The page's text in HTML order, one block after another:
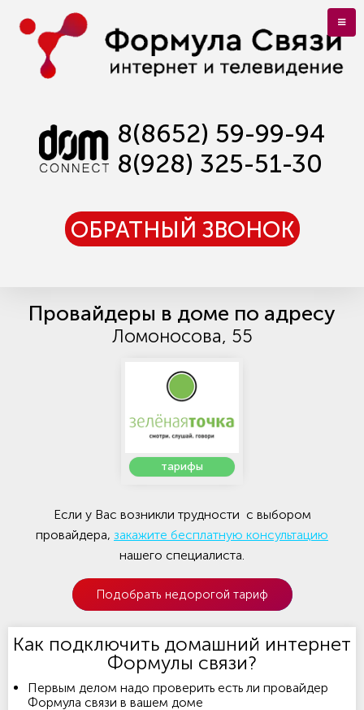
8(8652) 59-99-94
8(928) 325-51-30
ОБРАТНЫЙ ЗВОНОК
Провайдеры в доме по адресу
Ломоносова, 55
тарифы
Если у Вас возникли трудности с выбором
провайдера, закажите бесплатную консультацию
нашего специалиста.
Подобрать недорогой тариф
Как подключить домашний интернет
Формулы связи?
Первым делом надо проверить есть ли провайдер
Формула связи в вашем доме